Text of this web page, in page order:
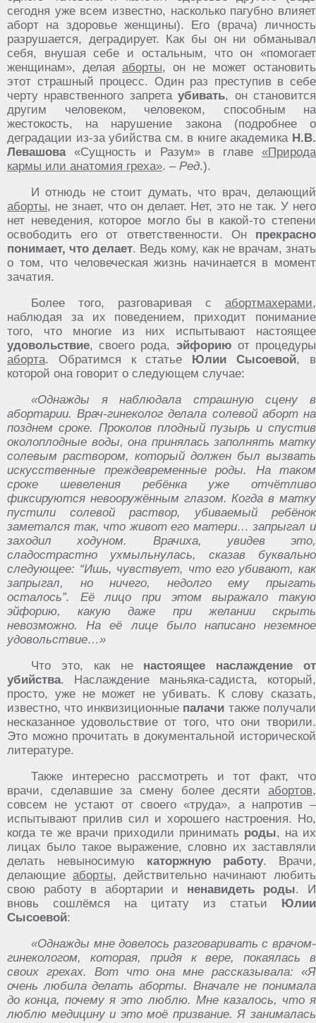
сегодня уже всем известно, насколько пагубно влияет
аборт на здоровье женщины). Его (врача) личность
разрушается, деградирует. Как бы он ни обманывал
себя, внушая себе и остальным, что он «помогает
женщинам», делая аборты, он не может остановить
этот страшный процесс. Один раз преступив в себе
черту нравственного запретаубивать, он становится
другим человеком, человеком, способным на
жестокость, на нарушение закона (подробнее о
деградации из-за убийства см. в книге академика Н.В.
Левашова«Сущность и Разум» в главе «Природа
кармы или анатомия греха». – Ред.).
И отнюдь не стоит думать, что врач, делающий
аборты, не знает, что он делает. Нет, это не так. У него
нет неведения, которое могло бы в какой-то степени
освободить его от ответственности. Он прекрасно
понимает, что делает. Ведь кому, как не врачам, знать
о том, что человеческая жизнь начинается в момент
зачатия.
Более того, разговаривая с абортмахерами,
наблюдая за их поведением, приходит понимание
того, что многие из них испытывают настоящее
удовольствие, своего рода, эйфорию от процедуры
аборта. Обратимся к статье Юлии Сысоевой, в
которой она говорит о следующем случае:
«Однажды я наблюдала страшную сцену в
абортарии. Врач-гинеколог делала солевой аборт на
позднем сроке. Проколов плодный пузырь и спустив
околоплодные воды, она принялась заполнять матку
солевым раствором, который должен был вызвать
искусственные преждевременные роды. На таком
сроке шевеления ребёнка уже отчётливо
фиксируются невооружённым глазом. Когда в матку
пустили солевой раствор, убиваемый ребёнок
заметался так, что живот его матери… запрыгал и
заходил ходуном. Врачиха, увидев это,
сладострастно ухмыльнулась, сказав буквально
следующее: “Ишь, чувствует, что его убивают, как
запрыгал, но ничего, недолго ему прыгать
осталось”. Её лицо при этом выражало такую
эйфорию, какую даже при желании скрыть
невозможно. На её лице было написано неземное
удовольствие…»
Что это, как не настоящее наслаждение от
убийства. Наслаждение маньяка-садиста, который,
просто, уже не может не убивать. К слову сказать,
известно, что инквизиционные палачи также получали
несказанное удовольствие от того, что они творили.
Это можно прочитать в документальной исторической
литературе.
Также интересно рассмотреть и тот факт, что
врачи, сделавшие за смену более десяти абортов,
совсем не устают от своего «труда», а напротив –
испытывают прилив сил и хорошего настроения. Но,
когда те же врачи приходили принимать роды, на их
лицах было такое выражение, словно их заставляли
делать невыносимую каторжную работу. Врачи,
делающие аборты, действительно начинают любить
свою работу в абортарии и ненавидеть роды. И
вновь сошлёмся на цитату из статьи Юлии
Сысоевой:
«Однажды мне довелось разговаривать с врачом-
гинекологом, которая, придя к вере, покаялась в
своих грехах. Вот что она мне рассказывала: «Я
очень любила делать аборты. Вначале не понимала
до конца, почему я это люблю. Мне казалось, что я
люблю медицину и это моё призвание. Я занималась